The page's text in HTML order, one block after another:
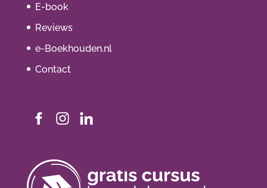
E-book
Reviews
e-Boekhouden.nl
Contact